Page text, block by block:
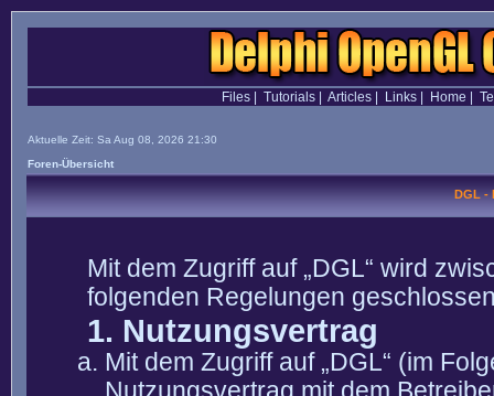
Files| Tutorials| Articles| Links| Home
Aktuelle Zeit: Sa Aug 08, 2026 21:30
Foren-Übersicht
DGL -
Mit dem Zugriff auf „DGL“ wird
folgenden Regelungen
1. Nutzungsvertrag
Mit dem Zugriff auf „DGL“ (im